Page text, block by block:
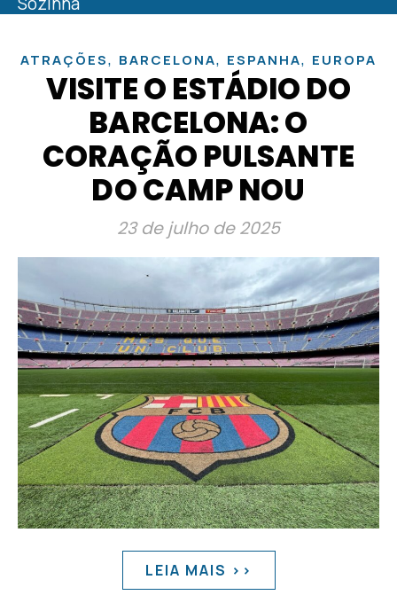
ATRAÇÕES, BARCELONA, ESPANHA, EUROPA
VISITE O ESTÁDIO DO
BARCELONA: O
CORAÇÃO PULSANTE
DO CAMP NOU
23 de julho de 2025
LEIA MAIS >>